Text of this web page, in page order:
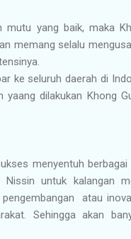
yang baik, maka
memang selalu
ke seluruh daerah di
dilakukan Khong
menyentuh berbagai
untuk kalangan
atau
Sehingga akan